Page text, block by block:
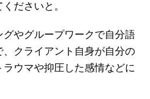
ださいと。
やグループワークで自分語
、クライアント自身が自分の
ウマや抑圧した感情などに